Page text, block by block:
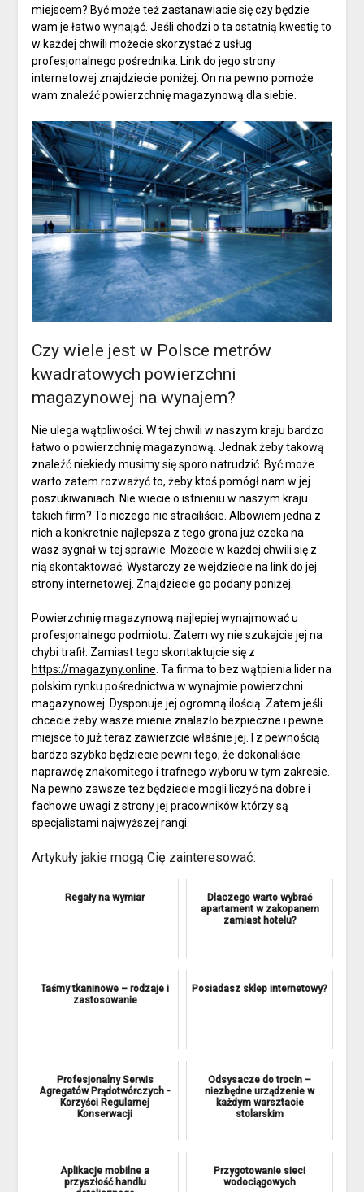
miejscem? Być może też zastanawiacie się czy będzie
wam je łatwo wynająć. Jeśli chodzi o ta ostatnią kwestię to
w każdej chwili możecie skorzystać z usług
profesjonalnego pośrednika. Link do jego strony
internetowej znajdziecie poniżej. On na pewno pomoże
wam znaleźć powierzchnię magazynową dla siebie.
Czy wiele jest w Polsce metrów
kwadratowych powierzchni
magazynowej na wynajem?
Nie ulega wątpliwości. W tej chwili w naszym kraju bardzo
łatwo o powierzchnię magazynową. Jednak żeby takową
znaleźć niekiedy musimy się sporo natrudzić. Być może
warto zatem rozważyć to, żeby ktoś pomógł nam w jej
poszukiwaniach. Nie wiecie o istnieniu w naszym kraju
takich firm? To niczego nie straciliście. Albowiem jedna z
nich a konkretnie najlepsza z tego grona już czeka na
wasz sygnał w tej sprawie. Możecie w każdej chwili się z
nią skontaktować. Wystarczy ze wejdziecie na link do jej
strony internetowej. Znajdziecie go podany poniżej.
Powierzchnię magazynową najlepiej wynajmować u
profesjonalnego podmiotu. Zatem wy nie szukajcie jej na
chybi trafił. Zamiast tego skontaktujcie się z
https://magazyny.online . Ta firma to bez wątpienia lider na
polskim rynku pośrednictwa w wynajmie powierzchni
magazynowej. Dysponuje jej ogromną ilością. Zatem jeśli
chcecie żeby wasze mienie znalazło bezpieczne i pewne
miejsce to już teraz zawierzcie właśnie jej. I z pewnością
bardzo szybko będziecie pewni tego, że dokonaliście
naprawdę znakomitego i trafnego wyboru w tym zakresie.
Na pewno zawsze też będziecie mogli liczyć na dobre i
fachowe uwagi z strony jej pracowników którzy są
specjalistami najwyższej rangi.
Artykuły jakie mogą Cię zainteresować:
Regały na wymiar
Dlaczego warto wybrać
apartament w zakopanem
zamiast hotelu?
Taśmy tkaninowe – rodzaje i
zastosowanie
Posiadasz sklep internetowy?
Profesjonalny Serwis
Agregatów Prądotwórczych -
Korzyści Regularnej
Konserwacji
Odsysacze do trocin –
niezbędne urządzenie w
każdym warsztacie
stolarskim
Aplikacje mobilne a
przyszłość handlu
Przygotowanie sieci
wodociągowych